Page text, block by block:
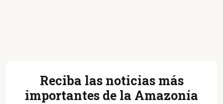
Reciba las noticias más
importantes de la Amazonía